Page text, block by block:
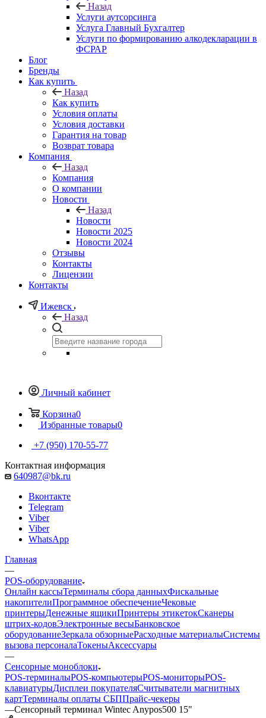
Назад
Услуги аутсорсинга
Услуга Главный Бухгалтер
Услуги по формированию алкодекларации в
ФСРАР
Блог
Бренды
Как купить
Назад
Как купить
Условия оплаты
Условия доставки
Гарантия на товар
Возврат товара
Компания
Назад
Компания
О компании
Новости
Назад
Новости
Новости 2025
Новости 2024
Отзывы
Контакты
Лицензии
Контакты
Ижевск
Назад
Личный кабинет
Корзина0
Избранные товары0
+7 (950) 170-55-77
Контактная информация
640987@bk.ru
Вконтакте
Telegram
Viber
Viber
WhatsApp
Главная
—
POS-оборудование
Онлайн кассыТерминалы сбора данныхФискальные
накопителиПрограммное обеспечениеЧековые
принтерыДенежные ящикиПринтеры этикетокСканеры
штрих-кодовЭлектронные весыБанковское
оборудованиеЗеркала обзорныеРасходные материалыСистемы
вызова персоналаТокеныАксессуары
—
Сенсорные моноблоки
POS-терминалыPOS-компьютерыPOS-мониторыPOS-
клавиатурыДисплеи покупателяСчитыватели магнитных
картТерминалы оплаты СБППрайс-чекеры
—Сенсорный терминал Wintec Anypos500 15"